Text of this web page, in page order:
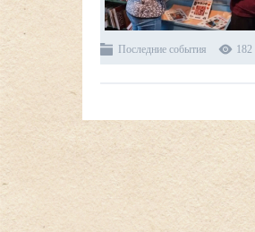
Последние события 182